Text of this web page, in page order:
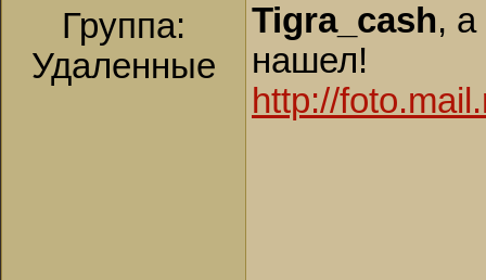
Группа:
Удаленные
Tigra_cash, а
нашел!
http://